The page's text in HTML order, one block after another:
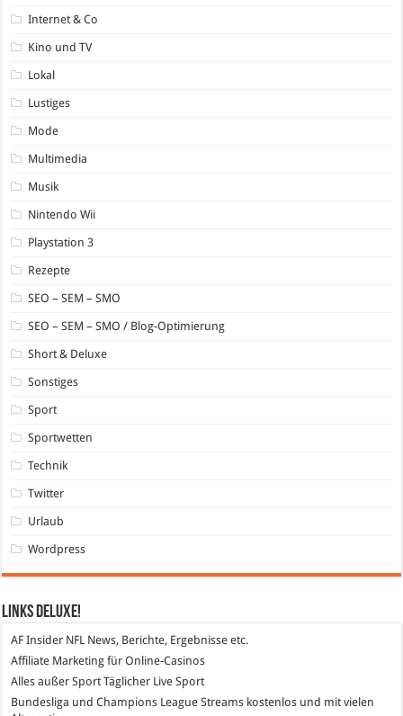
Internet & Co
Kino und TV
Lokal
Lustiges
Mode
Multimedia
Musik
Nintendo Wii
Playstation 3
Rezepte
SEO – SEM – SMO
SEO – SEM – SMO / Blog-Optimierung
Short & Deluxe
Sonstiges
Sport
Sportwetten
Technik
Twitter
Urlaub
Wordpress
Links DeLuXe!
AF Insider NFL News, Berichte, Ergebnisse etc.
Affiliate Marketing für Online-Casinos
Alles außer SportTäglicher Live Sport
Bundesliga und Champions League Streams kostenlos und mit vielen